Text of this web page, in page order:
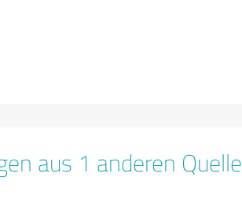
aus 1 anderen Quelle